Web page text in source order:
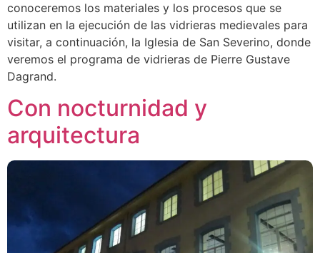
conoceremos los materiales y los procesos que se
utilizan en la ejecución de las vidrieras medievales para
visitar, a continuación, la Iglesia de San Severino, donde
veremos el programa de vidrieras de Pierre Gustave
Dagrand.
Con nocturnidad y
arquitectura